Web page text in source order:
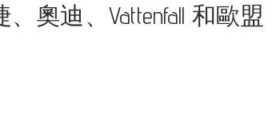
奧迪、Vattenfall 和歐盟